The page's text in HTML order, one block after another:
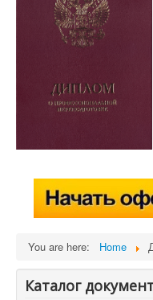
You are here: Home
Каталог